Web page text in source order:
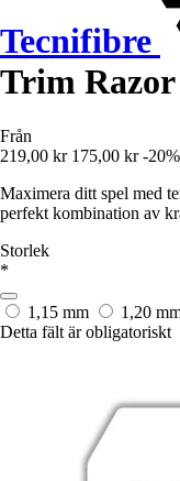
Tecnifibre
Trim
Från
219,00 kr 175,00 kr -20%
Maximera ditt spel med
perfekt kombination av
Storlek
*
1,15 mm 1,20
Detta fält är obligatoriskt